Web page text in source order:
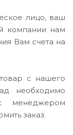
лицо, ваш
компании нам
Вам счета на
с нашего
необходимо
с менеджером
заказ.